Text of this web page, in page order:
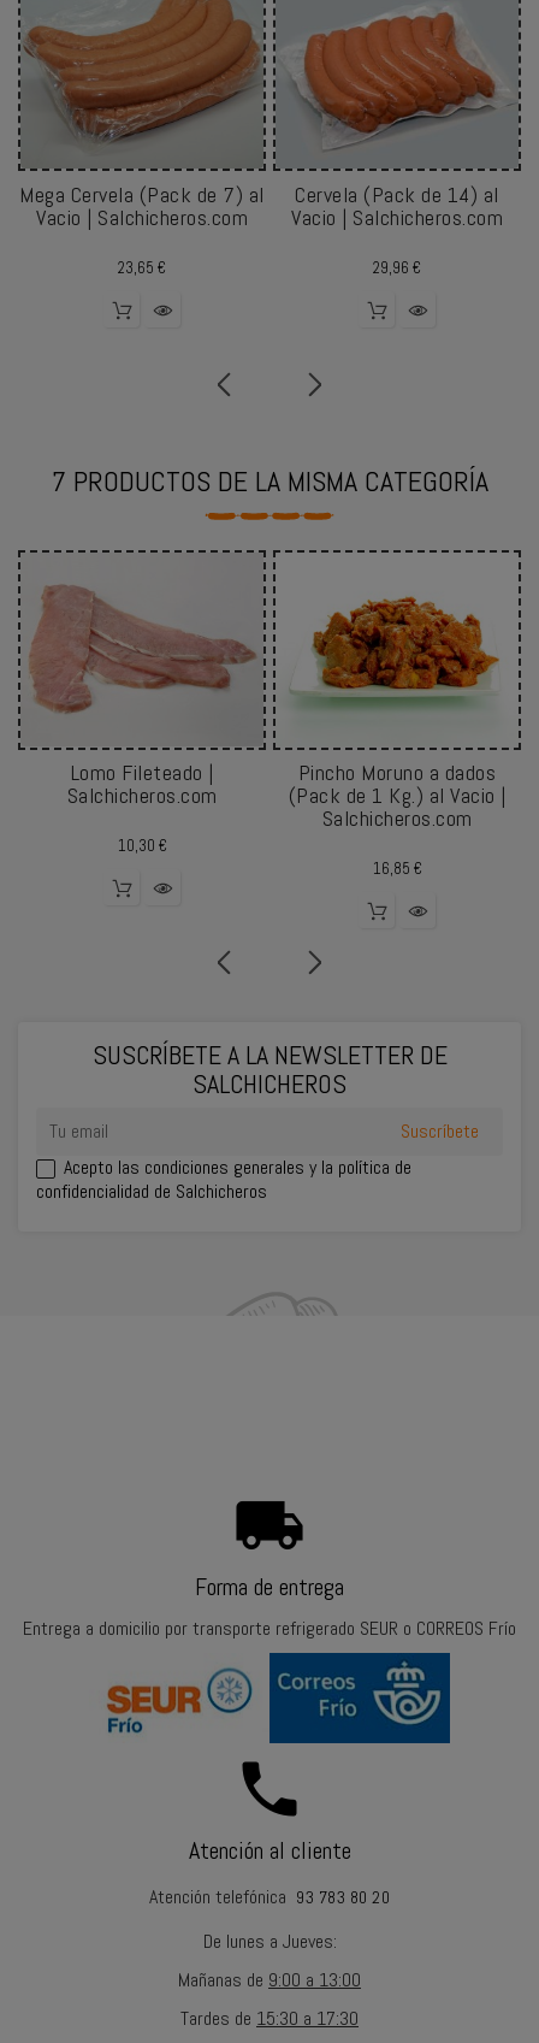
Mega Cervela (Pack de 7) al
Vacio | Salchicheros.com
23,65 €
Cervela (Pack de 14) al
Vacio | Salchicheros.com
29,96 €
7 PRODUCTOS DE LA MISMA CATEGORÍA
Lomo Fileteado |
Salchicheros.com
10,30 €Precio
Pincho Moruno a dados
(Pack de 1 Kg.) al Vacio |
Salchicheros.com
16,85 €Precio
SUSCRÍBETE A LA NEWSLETTER DE
SALCHICHEROS
Acepto las condiciones generales y la política de
confidencialidad de Salchicheros
local_shipping
Forma de entrega
Entrega a domicilio por transporte refrigerado SEUR o CORREOS Frío
call
Atención al cliente
Atención telefónica 93 783 80 20
De lunes a Jueves:
Mañanas de 9:00 a 13:00
Tardes de 15:30 a 17:30